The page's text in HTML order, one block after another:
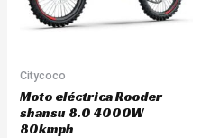
Citycoco
Moto eléctrica Rooder
shansu 8.0 4000W
80kmph